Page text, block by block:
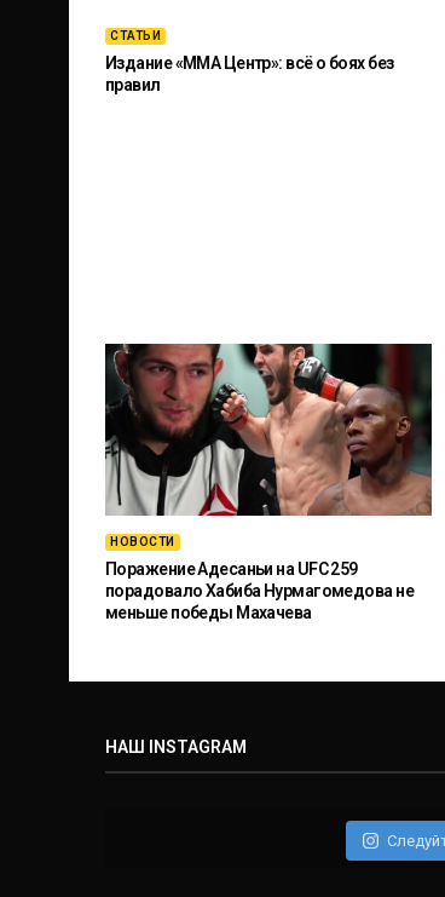
СТАТЬИ
Издание «ММА Центр»: всё о боях без
правил
НОВОСТИ
Поражение Адесаньи на UFC 259
порадовало Хабиба Нурмагомедова не
меньше победы Махачева
НАШ INSTAGRAM